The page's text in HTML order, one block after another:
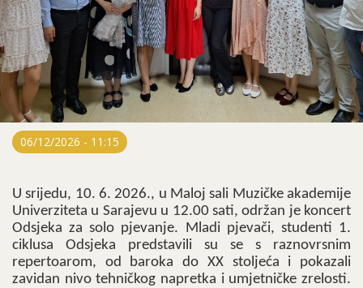
06/12/2026 - 11:15
U srijedu, 10. 6. 2026., u Maloj sali Muzičke akademije
Univerziteta u Sarajevu u 12.00 sati, održan je koncert
Odsjeka za solo pjevanje. Mladi pjevači, studenti 1.
ciklusa Odsjeka predstavili su se s raznovrsnim
repertoarom, od baroka do XX stoljeća i pokazali
zavidan nivo tehničkog napretka i umjetničke zrelosti.